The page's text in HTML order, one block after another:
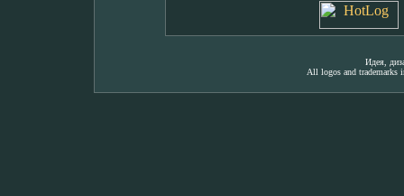
Идея,
All logos and trademarks